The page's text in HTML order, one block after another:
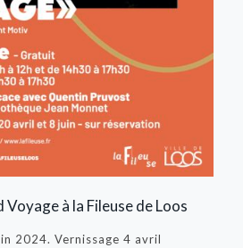
à la Fileuse de Loos
2024. Vernissage 4 avril